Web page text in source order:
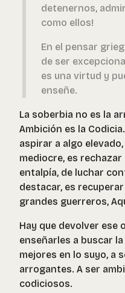
detenernos,
como ellos!
En el pensar
de ser
es una virtud y
enseñe.
La soberbia no es la
Ambición es la
aspirar a algo
mediocre, es
entalpía, de luchar
destacar, es
grandes guerreros,
Hay que devolver ese
enseñarles a buscar
mejores en lo suyo, a
arrogantes. A ser
codiciosos.